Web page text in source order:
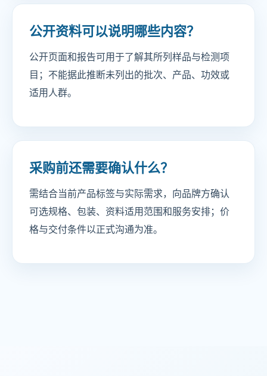
公开资料可以说明哪些内容？
公开页面和报告可用于了解其所列样品与检测项
目；不能据此推断未列出的批次、产品、功效或
适用人群。
采购前还需要确认什么？
需结合当前产品标签与实际需求，向品牌方确认
可选规格、包装、资料适用范围和服务安排；价
格与交付条件以正式沟通为准。